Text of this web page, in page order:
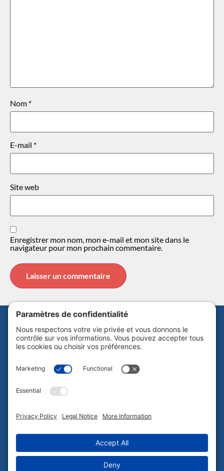
Nom *
E-mail *
Site web
Enregistrer mon nom, mon e-mail et mon site dans le
navigateur pour mon prochain commentaire.
Abonnez-vous à notre infolettre